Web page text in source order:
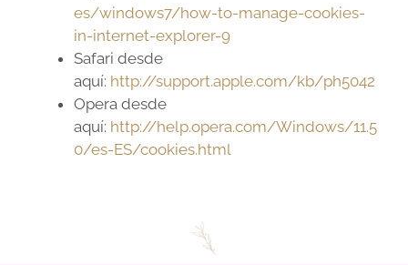
es/windows7/how-to-manage-cookies-
in-internet-explorer-9
Safari desde
aquí: http://support.apple.com/kb/ph5042
Opera desde
aquí: http://help.opera.com/Windows/11.5
0/es-ES/cookies.html